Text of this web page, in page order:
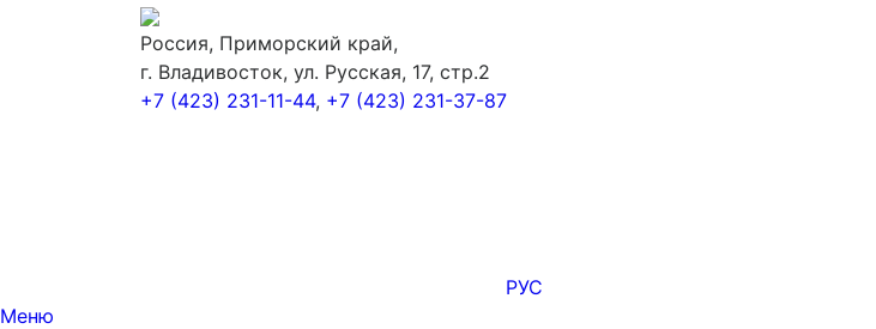
Россия, Приморский край,
г. Владивосток, ул. Русская, 17, стр.2
+7 (423) 231-11-44, +7 (423) 231-37-87
РУС
Меню